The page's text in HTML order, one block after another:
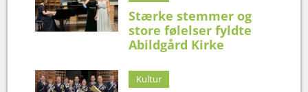
Stærke stemmer og
store følelser fyldte
Abildgård Kirke
Kultur